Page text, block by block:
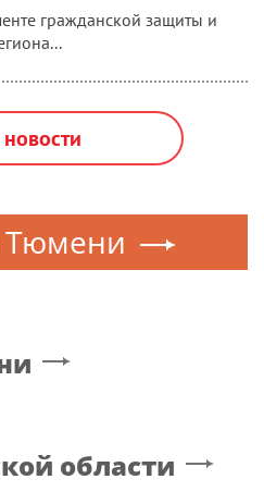
гражданской защиты и
Тюмени
области